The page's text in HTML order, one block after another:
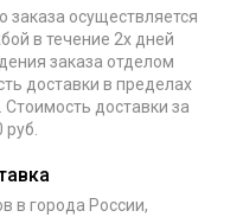
заказа осуществляется
в течение 2х дней
заказа отделом
доставки в пределах
доставки за
в города России,